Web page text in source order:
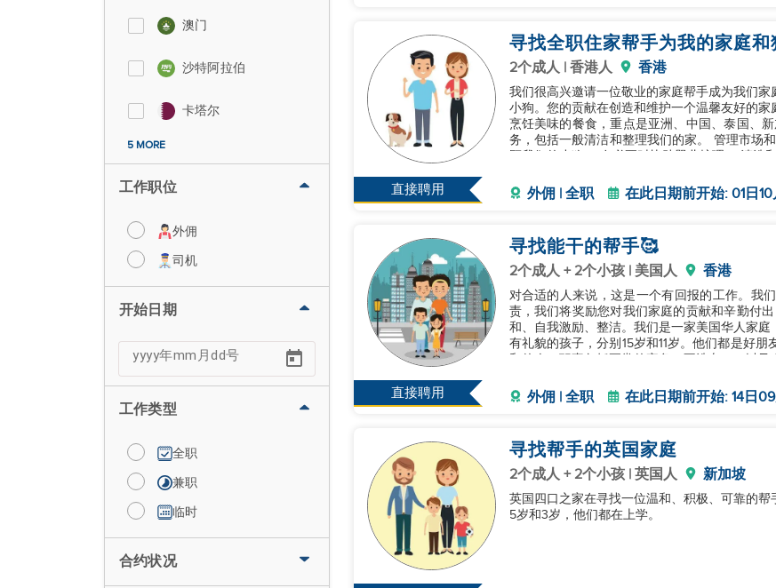
澳门
沙特阿拉伯
卡塔尔
5 MORE
工作职位
外佣
司机
开始日期
工作类型
全职
兼职
临时
合约状况
直接聘用
寻找全职住家帮手为我的家庭和
2个成人 | 香港人 香港
我们很高兴邀请一位敬业的家庭帮手成为我们
小狗。您的贡献在创造和维护一个温馨友好的家庭环境中将至关重要。
烹饪美味的餐食，重点是亚洲、中国、泰国、
务，包括一般清洁和整理我们的家。 管理市场
外佣 | 全职 在此日期前开始: 01日
直接聘用
寻找能干的帮手🥰
2个成人 + 2个小孩 | 美国人 香港
对合适的人来说，这是一个有回报的工作。我
责，我们将奖励您对我们家庭的贡献和辛勤付
和、自我激励、整洁。我们是一家美国华人家
有礼貌的孩子，分别15岁和11岁。他们都是好
外佣 | 全职 在此日期前开始: 14日
寻找帮手的英国家庭
2个成人 + 2个小孩 | 英国人 新加坡
英国四口之家在寻找一位温和、积极、可靠的
5岁和3岁，他们都在上学。